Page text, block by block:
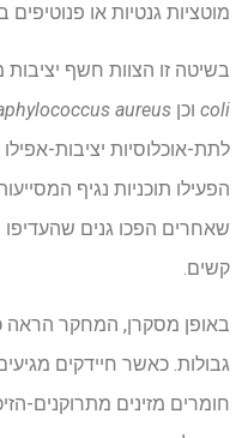
מוטציות גנטיות או
בשיטה זו הצוות חשף יציבות
coli וכן aureus
לתת-אוכלוסיות יציבות-
הפעילו תוכניות נגיף
שאחרים הפכו גנים שהעדיפו
קשים.
באופן מסקרן, המחקר הראה
גבולות. כאשר חיידקים
חומרים מזינים מתרוקנים-